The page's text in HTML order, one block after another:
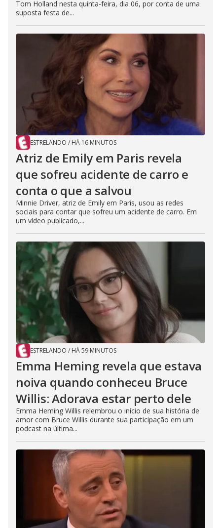
Tom Holland nesta quinta-feira, dia 06, por conta de uma
suposta festa de...
ESTRELANDO / HÁ 16 MINUTOS
Atriz de Emily em Paris revela
que sofreu acidente de carro e
conta o que a salvou
Minnie Driver, atriz de Emily em Paris, usou as redes
sociais para contar que sofreu um acidente de carro. Em
um vídeo publicado,...
ESTRELANDO / HÁ 59 MINUTOS
Emma Heming revela que estava
noiva quando conheceu Bruce
Willis: Adorava estar perto dele
Emma Heming Willis relembrou o início de sua história de
amor com Bruce Willis durante sua participação em um
podcast na última...